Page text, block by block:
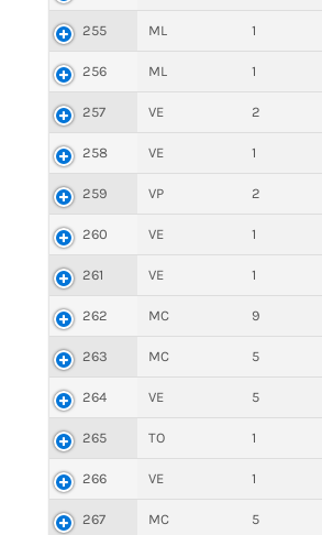
255 ML 1
256 ML 1
257 VE 2
258 VE 1
259 VP 2
260 VE 1
261 VE 1
262 MC 9
263 MC 5
264 VE 5
265 TO 1
266 VE 1
267 MC 5